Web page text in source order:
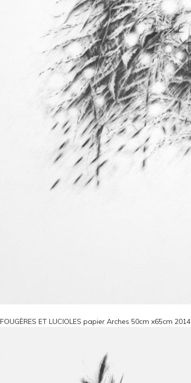
FOUGÈRES ET LUCIOLES papier Arches 50cm x65cm 2014